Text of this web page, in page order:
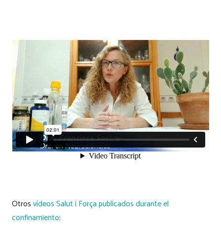
Otrosvídeos Salut i Força publicados durante el
confinamiento: